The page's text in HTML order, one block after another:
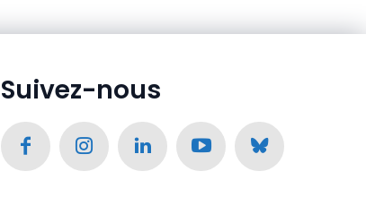
Suivez-nous